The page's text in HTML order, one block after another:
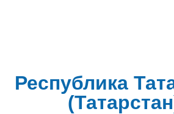
Республика